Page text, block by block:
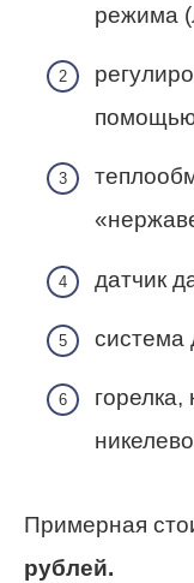
режима
датчик
система
Примерная
рублей.